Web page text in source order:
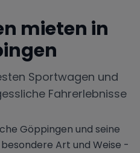
mieten in
Sportwagen und
Fahrerlebnisse
Göppingen und seine
Art und Weise -